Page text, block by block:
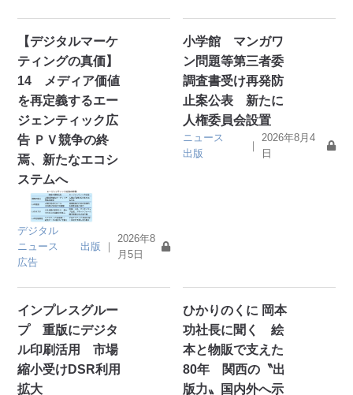
【デジタルマーケ
ティングの真価】
14 メディア価値
を再定義するエー
ジェンティック広
告 ＰＶ競争の終
焉、新たなエコシ
ステムへ
デジタル
ニュース
出版
広告
｜
2026年8
月5日
小学館 マンガワ
ン問題等第三者委
調査書受け再発防
止案公表 新たに
人権委員会設置
ニュース
出版
｜
2026年8月4
日
インプレスグルー
プ 重版にデジタ
ル印刷活用 市場
縮小受けDSR利用
拡大
ひかりのくに 岡本
功社長に聞く 絵
本と物販で支えた
80年 関西の〝出
版力〟国内外へ示